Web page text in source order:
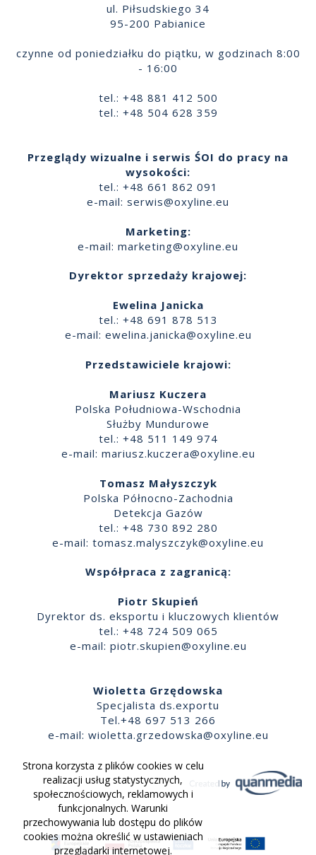
ul. Piłsudskiego 34
95-200 Pabianice
czynne od poniedziałku do piątku, w godzinach 8:00
- 16:00
tel.: +48 881 412 500
tel.: +48 504 628 359
Przeglądy wizualne i serwis ŚOI do pracy na
wysokości:
tel.: +48 661 862 091
e-mail: serwis@oxyline.eu
Marketing:
e-mail: marketing@oxyline.eu
Dyrektor sprzedaży krajowej:
Ewelina Janicka
tel.: +48 691 878 513
e-mail: ewelina.janicka@oxyline.eu
Przedstawiciele krajowi:
Mariusz Kuczera
Polska Południowa-Wschodnia
Służby Mundurowe
tel.: +48 511 149 974
e-mail: mariusz.kuczera@oxyline.eu
Tomasz Małyszczyk
Polska Północno-Zachodnia
Detekcja Gazów
tel.: +48 730 892 280
e-mail: tomasz.malyszczyk@oxyline.eu
Współpraca z zagranicą:
Piotr Skupień
Dyrektor ds. eksportu i kluczowych klientów
tel.: +48 724 509 065
e-mail: piotr.skupien@oxyline.eu
Wioletta Grzędowska
Specjalista ds.exportu
Tel.+48 697 513 266
e-mail: wioletta.grzedowska@oxyline.eu
Strona korzysta z plików cookies w celu
realizacji usług statystycznych,
społecznościowych, reklamowych i
funkcjonalnych. Warunki
przechowywania lub dostępu do plików
cookies można określić w ustawieniach
przeglądarki internetowej.